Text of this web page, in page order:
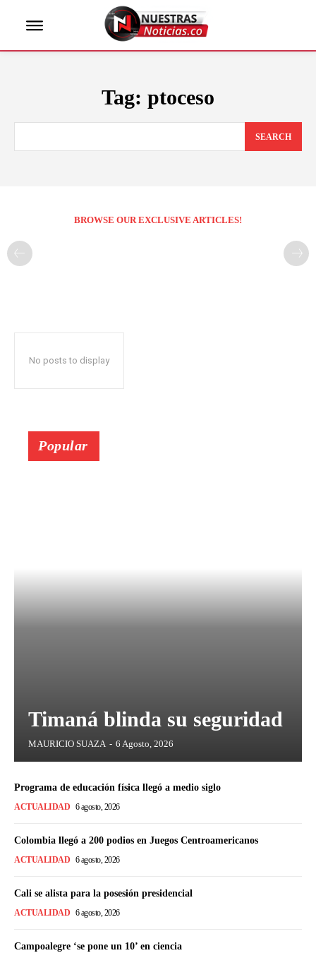
Tag: ptoceso
SEARCH
BROWSE OUR EXCLUSIVE ARTICLES!
No posts to display
Popular
Timaná blinda su seguridad
MAURICIO SUAZA - 6 Agosto, 2026
Programa de educación física llegó a medio siglo
ACTUALIDAD 6 agosto, 2026
Colombia llegó a 200 podios en Juegos Centroamericanos
ACTUALIDAD 6 agosto, 2026
Cali se alista para la posesión presidencial
ACTUALIDAD 6 agosto, 2026
Campoalegre ‘se pone un 10’ en ciencia